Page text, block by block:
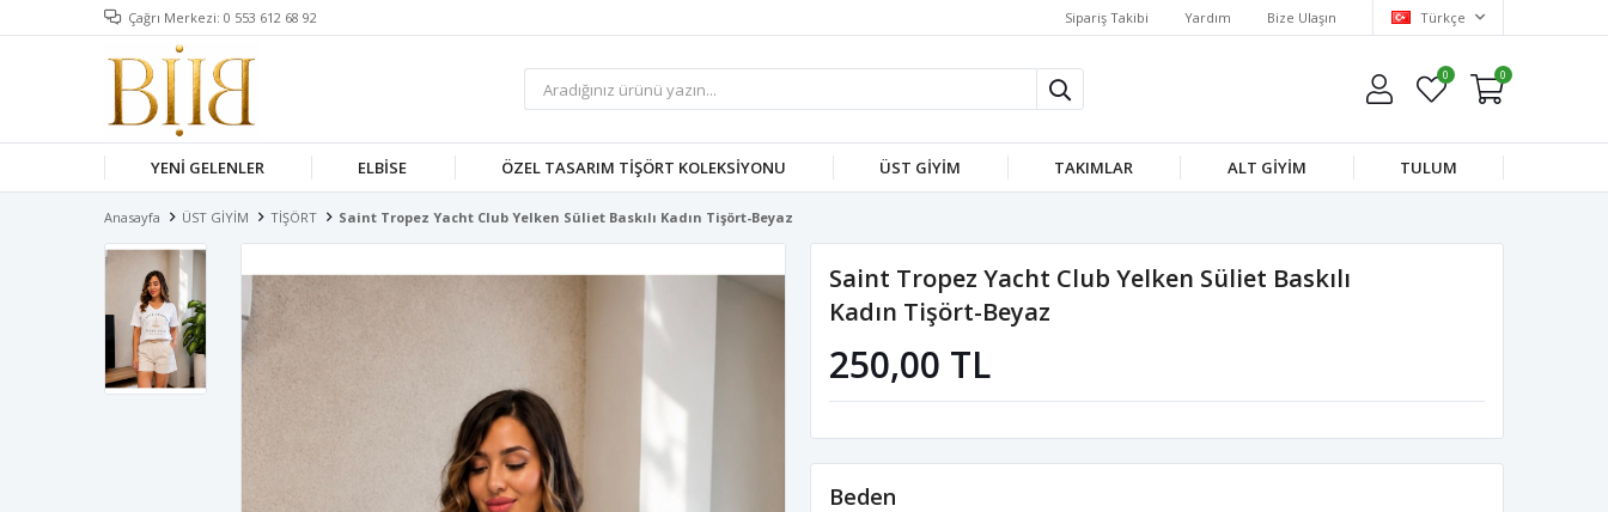
Çağrı Merkezi: 0 553 612 68 92 Sipariş Takibi Yardım Bize Ulaşın Türkçe
0 0
YENİ GELENLER ELBISE ÖZEL TASARIM TİŞÖRT KOLEKSİYONU ÜST GIYIM TAKIMLAR ALT GIYIM TULUM
Anasayfa ÜST GİYİM TİŞÖRT Saint Tropez Yacht Club Yelken Süliet Baskılı Kadın Tişört-Beyaz
Saint Tropez Yacht Club Yelken Süliet Baskılı
Kadın Tişört-Beyaz
250,00 TL
Beden